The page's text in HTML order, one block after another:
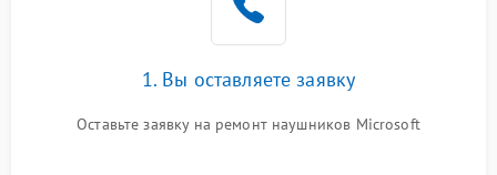
1. Вы оставляете заявку
Оставьте заявку на ремонт наушников Microsoft